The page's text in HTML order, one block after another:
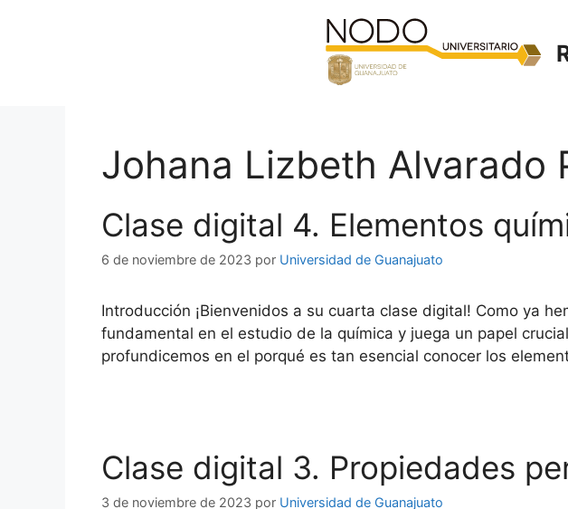
Johana Lizbeth Alvarado
Clase digital 4. Elementos
6 de noviembre de 2023 por Universidad de Guanajuato
Introducción ¡Bienvenidos a su cuarta clase digital! Como ya
fundamental en el estudio de la química y juega un papel
profundicemos en el porqué es tan esencial conocer los
Clase digital 3. Propiedades
3 de noviembre de 2023 por Universidad de Guanajuato